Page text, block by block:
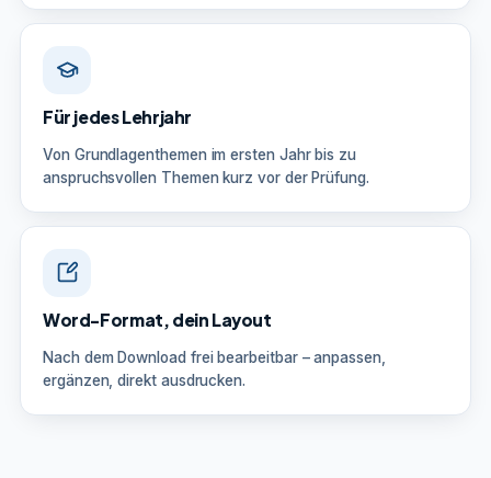
Für jedes Lehrjahr
Von Grundlagenthemen im ersten Jahr bis zu
anspruchsvollen Themen kurz vor der Prüfung.
Word-Format, dein Layout
Nach dem Download frei bearbeitbar – anpassen,
ergänzen, direkt ausdrucken.